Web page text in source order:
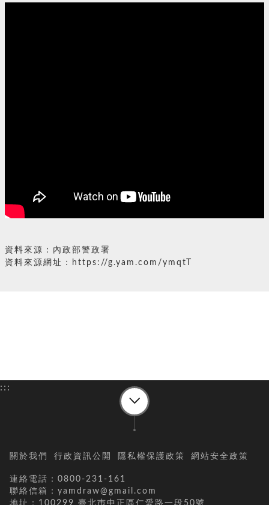
資料來源：內政部警政署
資料來源網址：https://g.yam.com/ymqtT
:::
關於我們 行政資訊公開 隱私權保護政策 網站安全政策
連絡電話：0800-231-161
聯絡信箱：yamdraw@gmail.com
地址：100299 臺北巿中正區仁愛路一段50號